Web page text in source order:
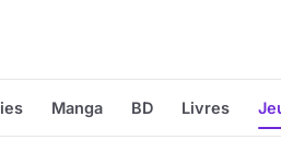
Manga BD Livres